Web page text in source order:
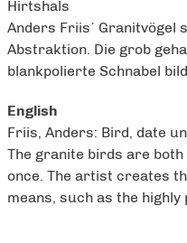
Hirtshals
Anders Friis´ Granitvögel
Abstraktion. Die grob
blankpolierte Schnabel
English
Friis, Anders: Bird, date
The granite birds are
once. The artist creates
means, such as the highly